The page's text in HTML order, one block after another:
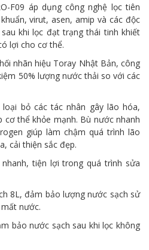
F09 áp dụng công nghệ lọc tiên
virut, asen, amip và các độc
khi lọc đạt trạng thái tinh khiết
lợi cho cơ thể.
nhãn hiệu Toray Nhật Bản, công
50% lượng nước thải so với các
bỏ các tác nhân gây lão hóa,
thể khỏe mạnh. Bù nước nhanh
giúp làm chậm quá trình lão
cải thiện sắc đẹp.
tiện lợi trong quá trình sửa
8L, đảm bảo lượng nước sạch sử
nước.
bảo nước sạch sau khi lọc không